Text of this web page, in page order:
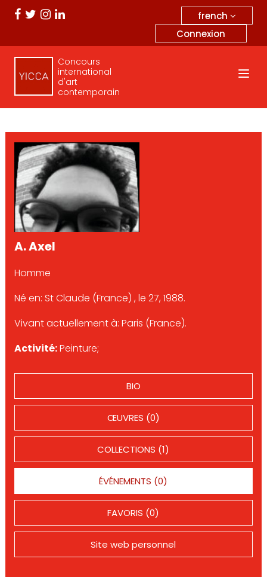
french
Connexion
Concours
international
d'art
contemporain
A. Axel
Homme
Né en: St Claude (France) , le 27, 1988.
Vivant actuellement à: Paris (France).
Activité:Peinture;
BIO
ŒUVRES (0)
COLLECTIONS (1)
ÉVÉNEMENTS (0)
FAVORIS (0)
Site web personnel